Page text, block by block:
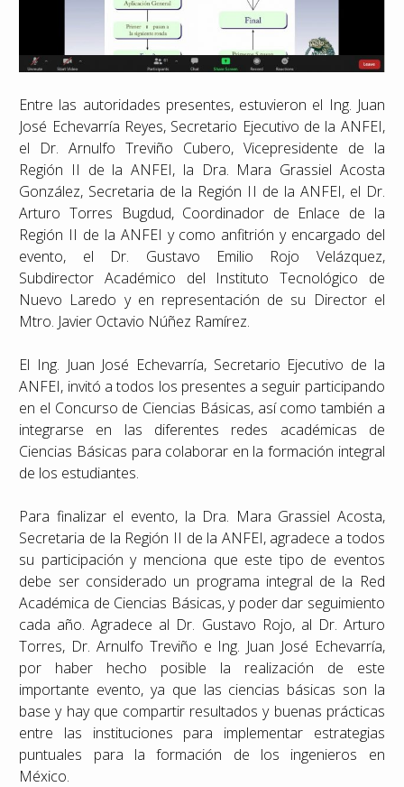
Entre las autoridades presentes, estuvieron el Ing. Juan
José Echevarría Reyes, Secretario Ejecutivo de la ANFEI,
el Dr. Arnulfo Treviño Cubero, Vicepresidente de la
Región II de la ANFEI, la Dra. Mara Grassiel Acosta
González, Secretaria de la Región II de la ANFEI, el Dr.
Arturo Torres Bugdud, Coordinador de Enlace de la
Región II de la ANFEI y como anfitrión y encargado del
evento, el Dr. Gustavo Emilio Rojo Velázquez,
Subdirector Académico del Instituto Tecnológico de
Nuevo Laredo y en representación de su Director el
Mtro. Javier Octavio Núñez Ramírez.
El Ing. Juan José Echevarría, Secretario Ejecutivo de la
ANFEI, invitó a todos los presentes a seguir participando
en el Concurso de Ciencias Básicas, así como también a
integrarse en las diferentes redes académicas de
Ciencias Básicas para colaborar en la formación integral
de los estudiantes.
Para finalizar el evento, la Dra. Mara Grassiel Acosta,
Secretaria de la Región II de la ANFEI, agradece a todos
su participación y menciona que este tipo de eventos
debe ser considerado un programa integral de la Red
Académica de Ciencias Básicas, y poder dar seguimiento
cada año. Agradece al Dr. Gustavo Rojo, al Dr. Arturo
Torres, Dr. Arnulfo Treviño e Ing. Juan José Echevarría,
por haber hecho posible la realización de este
importante evento, ya que las ciencias básicas son la
base y hay que compartir resultados y buenas prácticas
entre las instituciones para implementar estrategias
puntuales para la formación de los ingenieros en
México.